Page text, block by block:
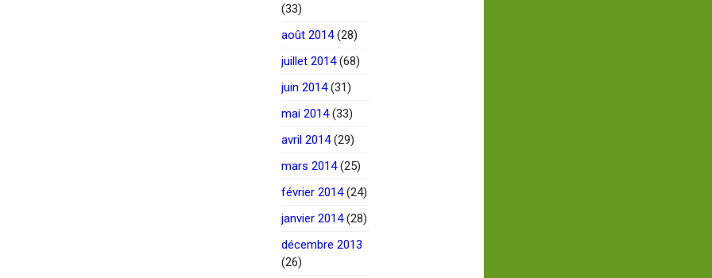
(33)
août 2014(28)
juillet 2014(68)
juin 2014(31)
mai 2014(33)
avril 2014(29)
mars 2014(25)
février 2014(24)
janvier 2014(28)
décembre 2013
(26)